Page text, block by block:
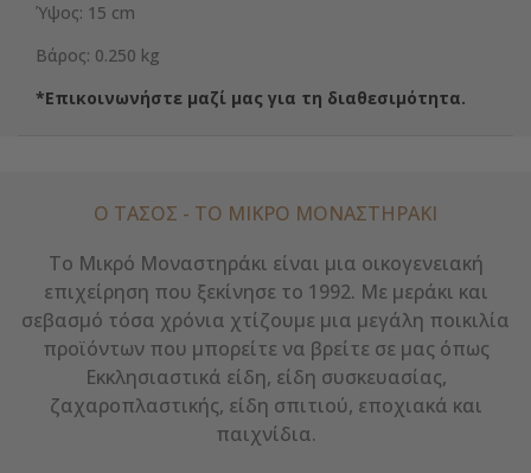
Ύψος: 15 cm
Βάρος: 0.250 kg
*Επικοινωνήστε μαζί μας για τη διαθεσιμότητα.
Ο ΤΑΣΟΣ - ΤΟ ΜΙΚΡΌ ΜΟΝΑΣΤΗΡΆΚΙ
Το Μικρό Μοναστηράκι είναι μια οικογενειακή
επιχείρηση που ξεκίνησε το 1992. Με μεράκι και
σεβασμό τόσα χρόνια χτίζουμε μια μεγάλη ποικιλία
προϊόντων που μπορείτε να βρείτε σε μας όπως
Εκκλησιαστικά είδη, είδη συσκευασίας,
ζαχαροπλαστικής, είδη σπιτιού, εποχιακά και
παιχνίδια.